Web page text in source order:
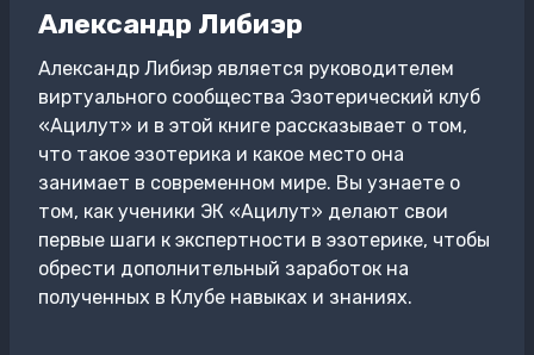
Александр Либиэр
Александр Либиэр является руководителем
виртуального сообщества Эзотерический клуб
«Ацилут» и в этой книге рассказывает о том,
что такое эзотерика и какое место она
занимает в современном мире. Вы узнаете о
том, как ученики ЭК «Ацилут» делают свои
первые шаги к экспертности в эзотерике, чтобы
обрести дополнительный заработок на
полученных в Клубе навыках и знаниях.